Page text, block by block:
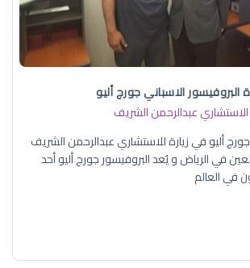
البروفيسور الاسباني جورج أليو
الاستشاري عبدالرحمن الشريف
أليو في زيارة للاستشاري عبدالرحمن الشريف
في الرياض و يُعد البروفيسور جورج أليو أحد